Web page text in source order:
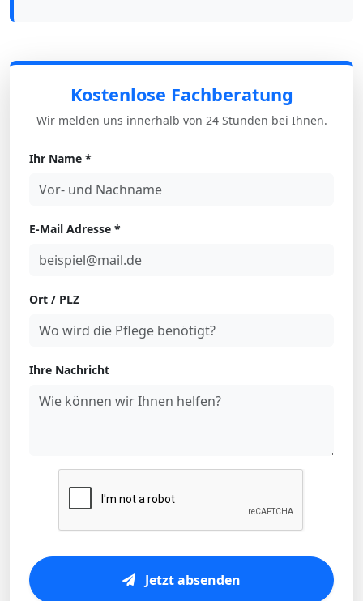
Kostenlose Fachberatung
Wir melden uns innerhalb von 24 Stunden bei Ihnen.
Ihr Name *
E-Mail Adresse *
Ort / PLZ
Ihre Nachricht
Jetzt absenden